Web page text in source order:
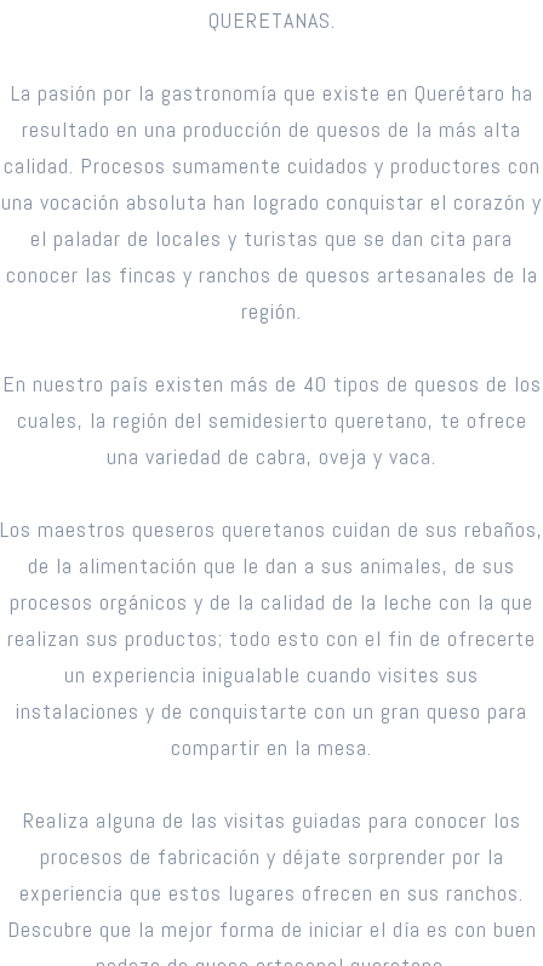
QUERETANAS.
La pasión por la gastronomía que existe en Querétaro ha
resultado en una producción de quesos de la más alta
calidad. Procesos sumamente cuidados y productores con
una vocación absoluta han logrado conquistar el corazón y
el paladar de locales y turistas que se dan cita para
conocer las fincas y ranchos de quesos artesanales de la
región.
En nuestro país existen más de 40 tipos de quesos de los
cuales, la región del semidesierto queretano, te ofrece
una variedad de cabra, oveja y vaca.
Los maestros queseros queretanos cuidan de sus rebaños,
de la alimentación que le dan a sus animales, de sus
procesos orgánicos y de la calidad de la leche con la que
realizan sus productos; todo esto con el fin de ofrecerte
un experiencia inigualable cuando visites sus
instalaciones y de conquistarte con un gran queso para
compartir en la mesa.
Realiza alguna de las visitas guiadas para conocer los
procesos de fabricación y déjate sorprender por la
experiencia que estos lugares ofrecen en sus ranchos.
Descubre que la mejor forma de iniciar el día es con buen